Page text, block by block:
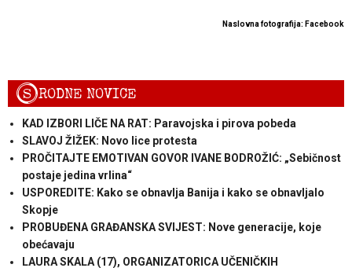
Naslovna fotografija: Facebook
SRODNE NOVICE
KAD IZBORI LIČE NA RAT: Paravojska i pirova pobeda
SLAVOJ ŽIŽEK: Novo lice protesta
PROČITAJTE EMOTIVAN GOVOR IVANE BODROŽIĆ: „Sebičnost
postaje jedina vrlina“
USPOREDITE: Kako se obnavlja Banija i kako se obnavljalo
Skopje
PROBUĐENA GRAĐANSKA SVIJEST: Nove generacije, koje
obećavaju
LAURA SKALA (17), ORGANIZATORICA UČENIČKIH